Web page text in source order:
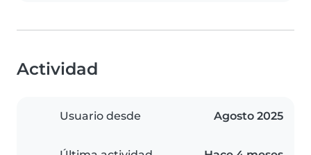
Actividad
Usuario desde Agosto 2025